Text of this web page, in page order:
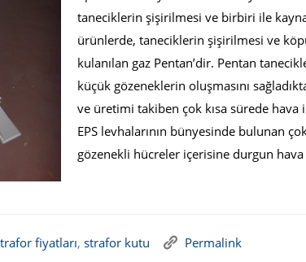
taneciklerin şişirilmesi ve birbiri ile
ürünlerde, taneciklerin şişirilmesi ve
kulanılan gaz Pentan’dir. Pentan
küçük gözeneklerin oluşmasını
ve üretimi takiben çok kısa sürede hava
EPS levhalarının bünyesinde bulunan
gözenekli hücreler içerisine durgun
fiyatları, strafor kutu Permalink